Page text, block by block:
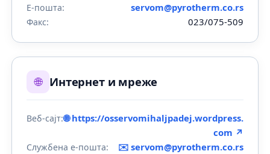
Е-пошта: servom@pyrotherm.co.rs
Факс: 023/075-509
🌐 Интернет и мреже
Веб-сајт:🌐 https://osservomihaljpadej.wordpress.
com ↗
Службена е-пошта: ✉️ servom@pyrotherm.co.rs